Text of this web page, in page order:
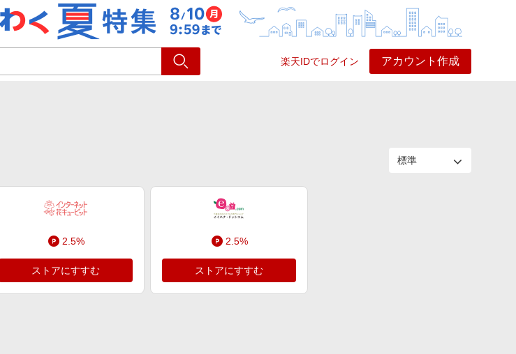
楽天IDでログイン アカウント作成
2.5%
ストアにすすむ
2.5%
ストアにすすむ